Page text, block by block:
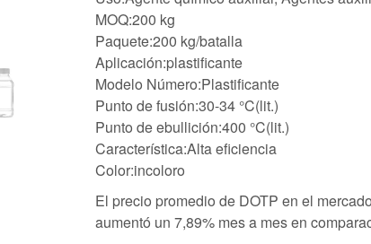
MOQ:200 kg
Paquete:200 kg/batalla
Aplicación:plastificante
Modelo Número:Plastificante
Punto de fusión:30-34 °C(lit.)
Punto de ebullición:400 °C(lit.)
Característica:Alta eficiencia
Color:incoloro
El precio promedio de DOTP en el
aumentó un 7,89% mes a mes en